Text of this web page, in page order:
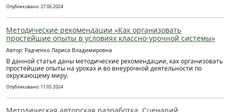
Опубликовано: 27.06.2024
Методические рекомендации «Как организовать
простейшие опыты в условиях классно-урочной системы»
Автор: Радченко Лариса Владимировна
В данной статье даны методические рекомендации, как организовать
простейшие опыты на уроках и во внеурочной деятельности по
окружающему миру.
Опубликовано: 11.05.2024